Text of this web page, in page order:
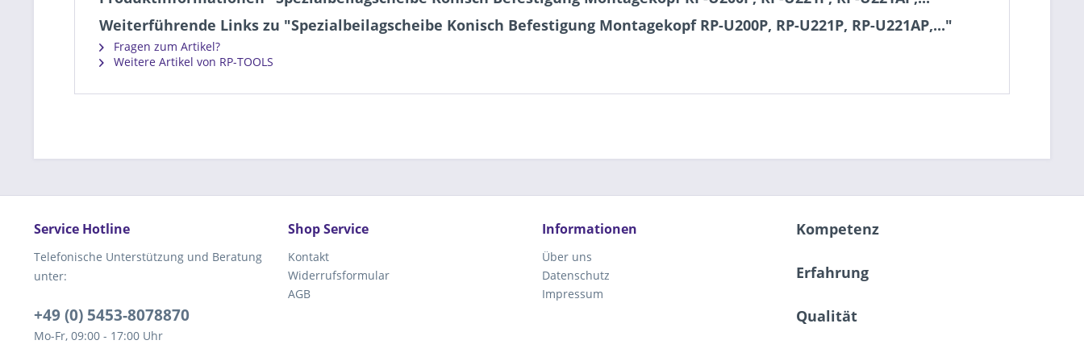
Weiterführende Links zu "Spezialbeilagscheibe Konisch Befestigung Montagekopf RP-U200P, RP-U221P, RP-U221AP,..."
Fragen zum Artikel?
Weitere Artikel von RP-TOOLS
Service Hotline
Telefonische Unterstützung und Beratung
unter:
+49 (0) 5453-8078870
Mo-Fr, 09:00 - 17:00 Uhr
Shop Service
Kontakt
Widerrufsformular
AGB
Informationen
Über uns
Datenschutz
Impressum
Kompetenz
Erfahrung
Qualität